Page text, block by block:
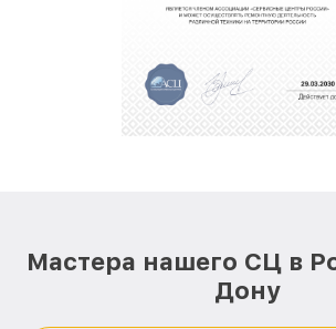
Мастера нашего СЦ в
Дону